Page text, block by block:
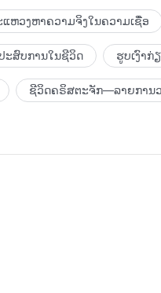
ນັ້ນ, ລັບຫຼັງເຮົາ ພວກເຂົາກໍຈ
ງກ່ຽວກັບການກະທໍາ, ພຶດຕິກໍ
ດ້ປະສົບກັບຄວາມຂົມຂື່ນຂອງ
ເຮັດໃຫ້ມະນຸດທີ່ຢູ່ໃນເນື້ອໜັງ
ເຢັນຊາ, ທໍ້ແທ້ ຫຼື ປະຕິເສດເ
ນແທ້ບໍ?
ຫວງຫາຄວາມຈິງໃນຄວາມເຊື່ອ
ະສົບການໃນຊີວິດ ຮູບເງົາ
ຊີວິດຄຣິສຕະຈັກ—ລາຍການ